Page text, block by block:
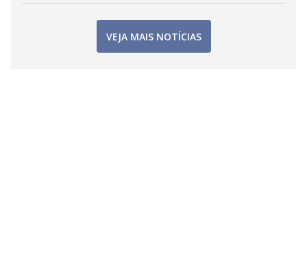
VEJA MAIS NOTÍCIAS